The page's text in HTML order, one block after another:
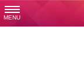
MENU